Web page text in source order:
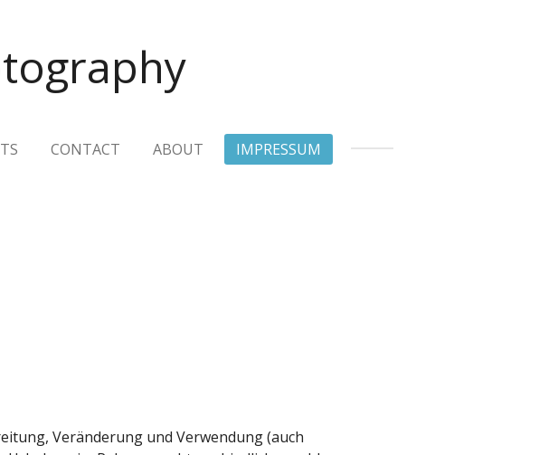
CONTACT ABOUT IMPRESSUM
Veränderung und Verwendung (auch